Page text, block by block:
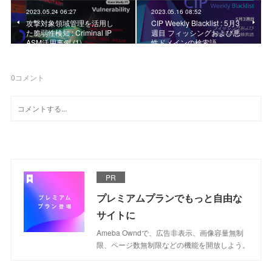
2023.05.24 06:27
攻撃対象領域管理を活用し
た脆弱性検知 : Criminal IP
ASM活用事例 (1)
2023.05.16 08:52
CIP Weekly Blacklist : 5月3
週目 フィッシングおよび悪
性ドメインの検索語
0コメント
PR
プレミアムプランでもっと自由な
サイトに
Ameba Owndで、広告非表示、画像容量無制
限、ページ数無制限などの機能を開放しよう。